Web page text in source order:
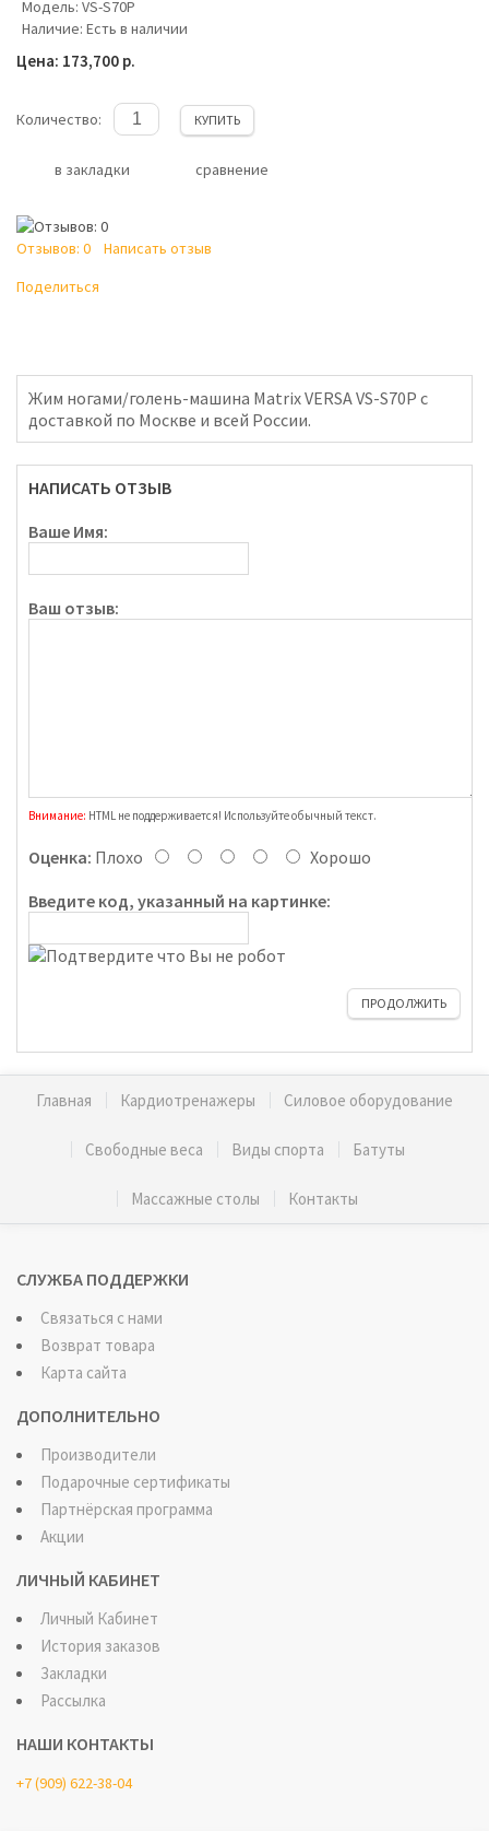
Модель: VS-S70P
Наличие: Есть в наличии
Цена: 173,700 р.
Количество: КУПИТЬ
в закладки сравнение
Отзывов: 0
Написать отзыв
Поделиться
Жим ногами/голень-машина Matrix VERSA VS-S70P с
доставкой по Москве и всей России.
НАПИСАТЬ ОТЗЫВ
Ваше Имя:
Ваш отзыв:
Внимание: HTML не поддерживается! Используйте обычный текст.
Оценка: Плохо
Хорошо
Введите код, указанный на картинке:
ПРОДОЛЖИТЬ
Главная Кардиотренажеры Силовое оборудование
Свободные веса Виды спорта Батуты
Массажные столы Контакты
СЛУЖБА ПОДДЕРЖКИ
Связаться с нами
Возврат товара
Карта сайта
ДОПОЛНИТЕЛЬНО
Производители
Подарочные сертификаты
Партнёрская программа
Акции
ЛИЧНЫЙ КАБИНЕТ
Личный Кабинет
История заказов
Закладки
Рассылка
НАШИ КОНТАКТЫ
+7 (909) 622-38-04